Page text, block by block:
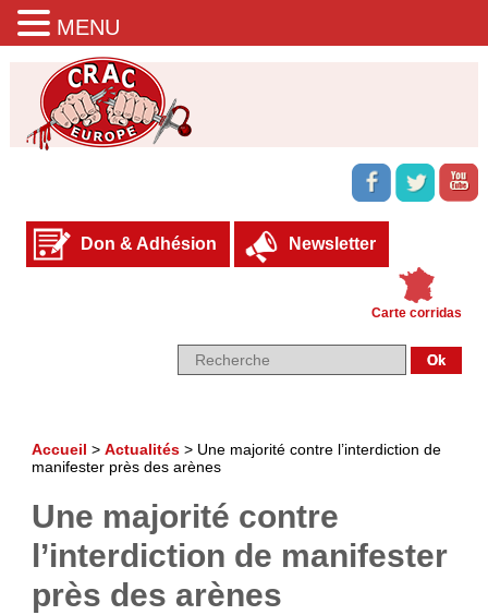
Don & Adhésion Newsletter
Carte corridas
Accueil > Actualités> Une majorité contre l’interdiction de
manifester près des arènes
Une majorité contre
l’interdiction de manifester
près des arènes
MENU